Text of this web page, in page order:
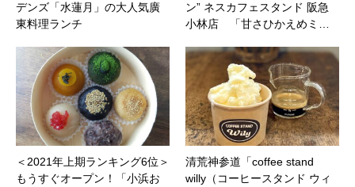
デンズ「水蓮月」の大人気廣
東料理ランチ
ン” ネスカフェスタンド 阪急
小林店 「甘さひかえめミ…
＜2021年上期ランキング6位＞
もうすぐオープン！「小浜お
清荒神参道「coffee stand
willy（コーヒースタンド ウィ